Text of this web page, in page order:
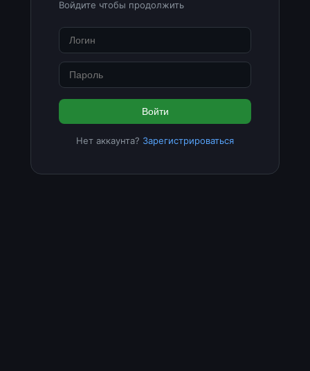
Войдите чтобы продолжить
Войти
Нет аккаунта? Зарегистрироваться